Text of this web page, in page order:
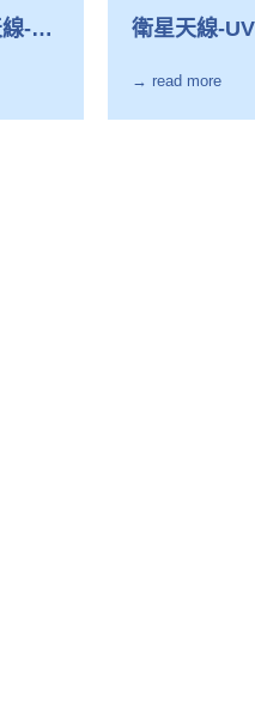
-
衛星天線-
→ read more